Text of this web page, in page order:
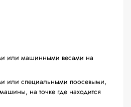
или машинными весами на
или специальными поосевыми,
на точке где находится